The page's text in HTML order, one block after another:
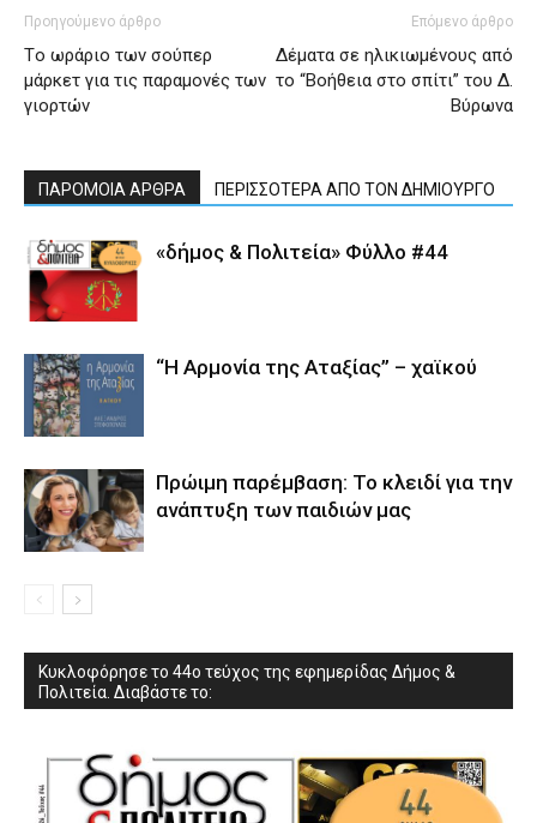
Προηγούμενο άρθρο
Tο ωράριο των σούπερ
μάρκετ για τις παραμονές των
γιορτών
Επόμενο άρθρο
Δέματα σε ηλικιωμένους από
το “Βοήθεια στο σπίτι” του Δ.
Βύρωνα
ΠΑΡΟΜΟΙΑ ΑΡΘΡΑ ΠΕΡΙΣΣΟΤΕΡΑ ΑΠΟ ΤΟΝ ΔΗΜΙΟΥΡΓΟ
«δήμος & Πολιτεία» Φύλλο #44
“Η Αρμονία της Αταξίας” – χαϊκού
Πρώιμη παρέμβαση: Το κλειδί για την
ανάπτυξη των παιδιών µας
Κυκλοφόρησε το 44ο τεύχος της εφημερίδας Δήμος &
Πολιτεία. Διαβάστε το: